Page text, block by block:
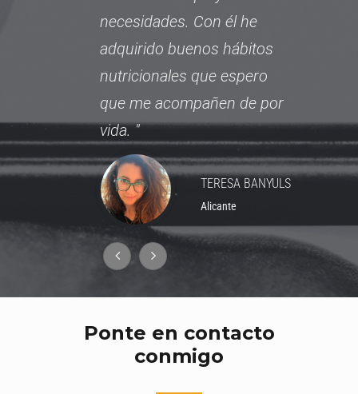
necesidades. Con él he
adquirido buenos hábitos
nutricionales que espero
que me acompañen de por
vida.
TERESA BANYULS
Alicante
Ponte en contacto
conmigo